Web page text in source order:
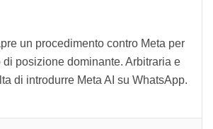
un procedimento contro Meta per
posizione dominante. Arbitraria e
di introdurre Meta AI su WhatsApp.